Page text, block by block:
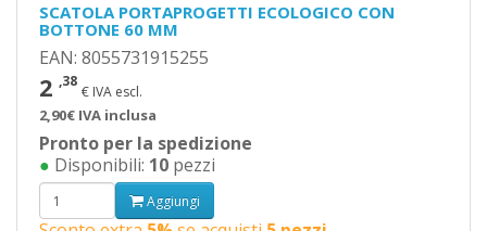
SCATOLA PORTAPROGETTI ECOLOGICO CON
BOTTONE 60 MM
EAN: 8055731915255
2 ,38
€ IVA escl.
2,90€ IVA inclusa
Pronto per la spedizione
● Disponibili: 10 pezzi
Aggiungi